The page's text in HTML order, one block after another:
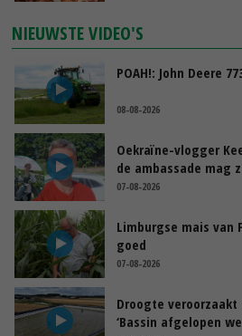
NIEUWSTE VIDEO'S
POAH!: John Deere
08-08-2026
Oekraïne-vlogger
de ambassade mag
07-08-2026
Limburgse mais van
goed
07-08-2026
Droogte
‘Bassin afgelopen